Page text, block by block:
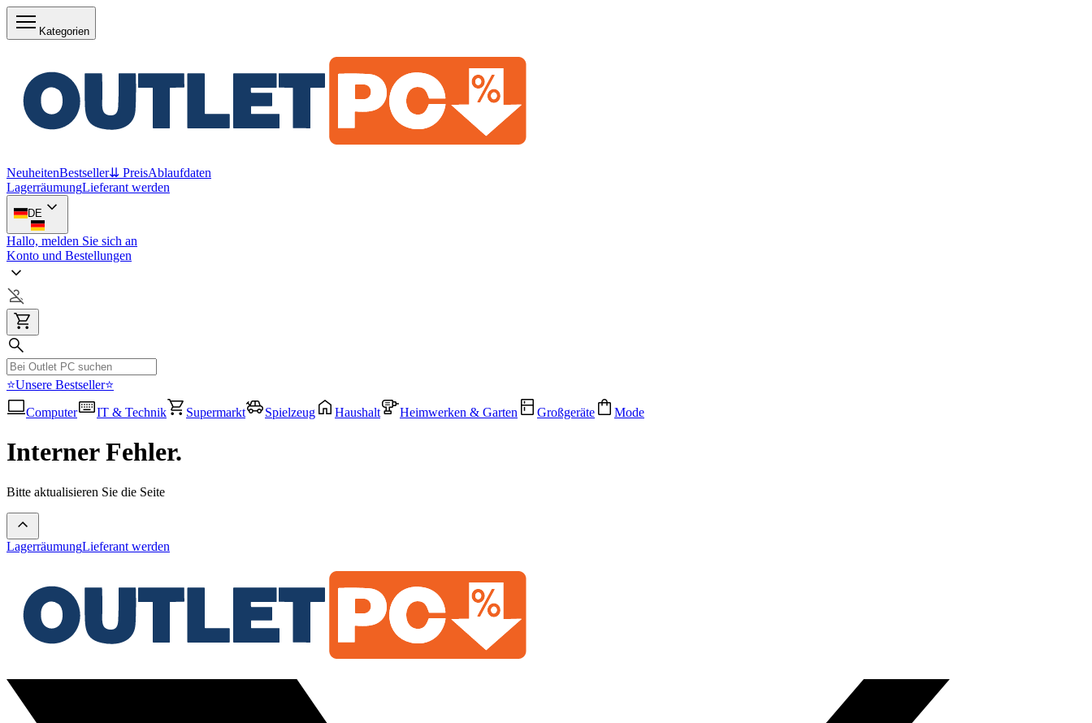
Kategorien
NeuheitenBestseller⇊ PreisAblaufdaten
LagerräumungLieferant werden
DE
Hallo, melden Sie sich an
Konto und Bestellungen
⭐Unsere Bestseller⭐
Computer
IT & Technik Supermarkt Spielzeug Haushalt Heimwerken & Garten Großgeräte Mode
Interner Fehler.
Bitte aktualisieren Sie die Seite
LagerräumungLieferant werden